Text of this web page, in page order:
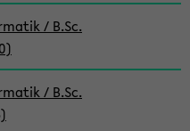
/ B.Sc.
/ B.Sc.